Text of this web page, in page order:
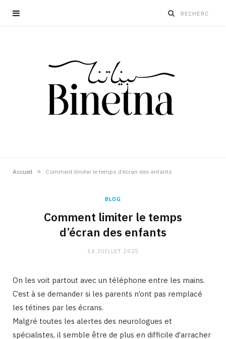
Accueil » Comment limiter le temps d’écran des enfants
BLOG
Comment limiter le temps
d’écran des enfants
14 JUILLET 2025
On les voit partout avec un téléphone entre les mains.
C’est à se demander si les parents n’ont pas remplacé
les tétines par les écrans.
Malgré toutes les alertes des neurologues et
spécialistes, il semble être de plus en difficile d’arracher